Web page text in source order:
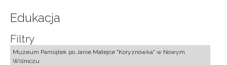
Edukacja
Filtry
Muzeum Pamiątek po Janie Matejce "Koryznówka" w Nowym
Wiśniczu